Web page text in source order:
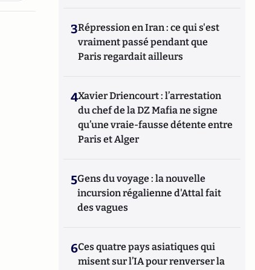
3Répression en Iran : ce qui s'est
vraiment passé pendant que
Paris regardait ailleurs
4Xavier Driencourt : l’arrestation
du chef de la DZ Mafia ne signe
qu’une vraie-fausse détente entre
Paris et Alger
5Gens du voyage : la nouvelle
incursion régalienne d'Attal fait
des vagues
6Ces quatre pays asiatiques qui
misent sur l’IA pour renverser la